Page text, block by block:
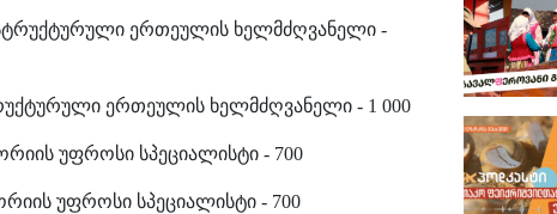
ერთეულის ხელმძღვანელი -
ერთეულის ხელმძღვანელი - 1 000
უფროსი სპეციალისტი - 700
უფროსი სპეციალისტი - 700